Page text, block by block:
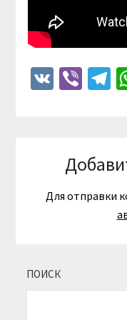
VK
Для отправки
ПОИСК